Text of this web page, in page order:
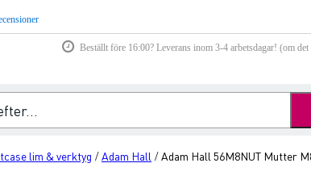
Beställt före 16:00? Leverans inom 3-4 arbetsdagar! (om
lim & verktyg /Adam Hall /Adam Hall 56M8NUT Mutter